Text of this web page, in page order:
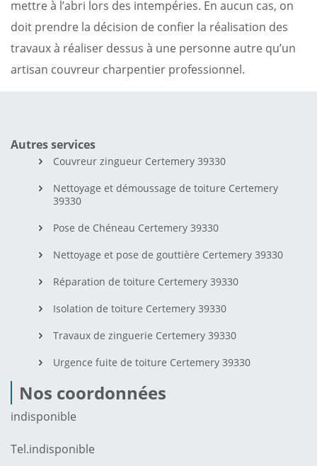
mettre à l’abri lors des intempéries. En aucun cas, on
doit prendre la décision de confier la réalisation des
travaux à réaliser dessus à une personne autre qu’un
artisan couvreur charpentier professionnel.
Autres services
Couvreur zingueur Certemery 39330
Nettoyage et démoussage de toiture Certemery
39330
Pose de Chéneau Certemery 39330
Nettoyage et pose de gouttière Certemery 39330
Réparation de toiture Certemery 39330
Isolation de toiture Certemery 39330
Travaux de zinguerie Certemery 39330
Urgence fuite de toiture Certemery 39330
Nos coordonnées
indisponible
Tel.indisponible